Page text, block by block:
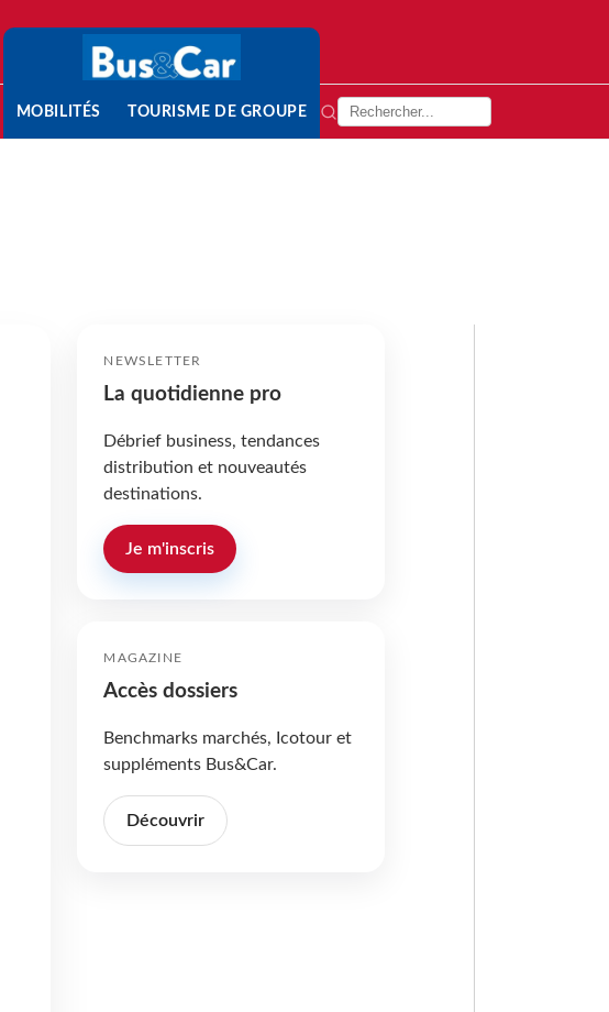
MOBILITÉS TOURISME DE GROUPE
NEWSLETTER
La quotidienne pro
Débrief business, tendances
distribution et nouveautés
destinations.
Je m'inscris
MAGAZINE
Accès dossiers
Benchmarks marchés, Icotour et
suppléments Bus&Car.
Découvrir